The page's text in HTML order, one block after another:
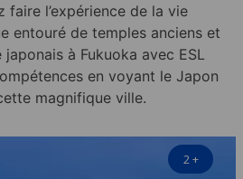
faire l’expérience de la vie
entouré de temples anciens et
à Fukuoka avec ESL
en voyant le Japon
magnifique ville.
2+